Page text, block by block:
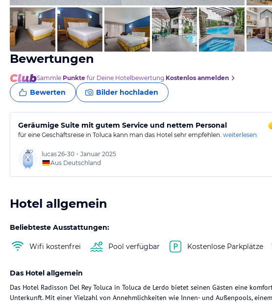
von Expedia von
Bewertungen
Sammle Punkte für Deine Hotelbewertung.Kostenlos anmelden
Bewerten Bilder hochladen
Geräumige Suite mit gutem Service und nettem Personal
für eine Geschäftsreise in Toluca kann man das Hotel sehr empfehlen. weiterlesen
lucas26-30 • Januar 2025
Aus Deutschland
Hotel allgemein
Beliebteste Ausstattungen:
Wifi kostenfrei Pool verfügbar Kostenlose Parkplätze
Das Hotel allgemein
Das Hotel Radisson Del Rey Toluca in Toluca de Lerdo bietet seinen Gästen eine
Unterkunft. Mit einer Vielzahl von Annehmlichkeiten wie Innen- und Außenpools,